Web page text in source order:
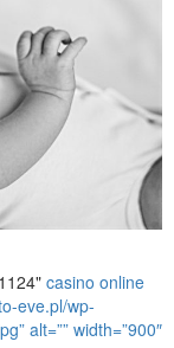
casino online
eve.pl/wp-
alt=”” width=”900″